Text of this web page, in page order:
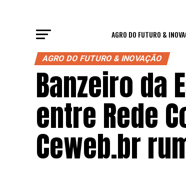
AGRO DO FUTURO &
AGRO DO FUTURO & INOVAÇÃO
Banzeiro da
entre Rede
Ceweb.br